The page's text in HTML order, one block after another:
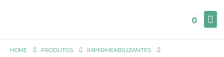
0
HOME PRODUTOS
IMPERMEABILIZANTES